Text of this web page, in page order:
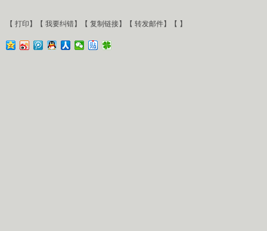
【 打印 】【 我要纠错】【 复制链接】【 转发邮件】【 】